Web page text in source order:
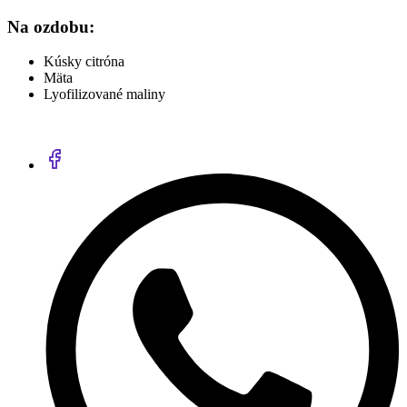
Na ozdobu:
Kúsky citróna
Mäta
Lyofilizované maliny